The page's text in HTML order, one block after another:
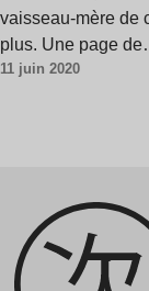
vaisseau-mère de
plus. Une page
11 juin 2020